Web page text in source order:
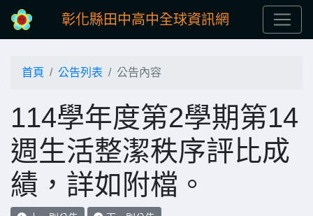
彰化縣田中高中全球資訊網
首頁 公告列表 公告內容
114學年度第2學期第14
週生活整潔秩序評比成
績，詳如附檔。